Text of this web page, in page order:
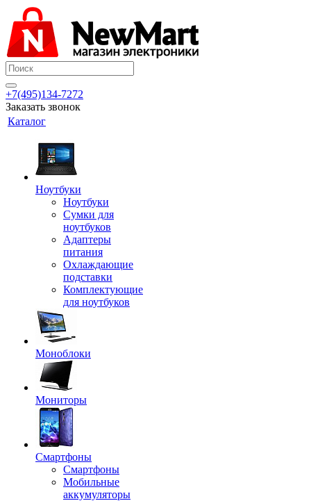
+7(495)134-7272
Заказать звонок
Каталог
Ноутбуки
Ноутбуки
Сумки для
ноутбуков
Адаптеры
питания
Охлаждающие
подставки
Комплектующие
для ноутбуков
Моноблоки
Мониторы
Смартфоны
Смартфоны
Мобильные
аккумуляторы